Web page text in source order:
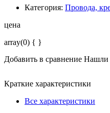
Категория: Провода,
цена
array(0) { }
Добавить в сравнение Нашли
Краткие характеристики
Все характеристики